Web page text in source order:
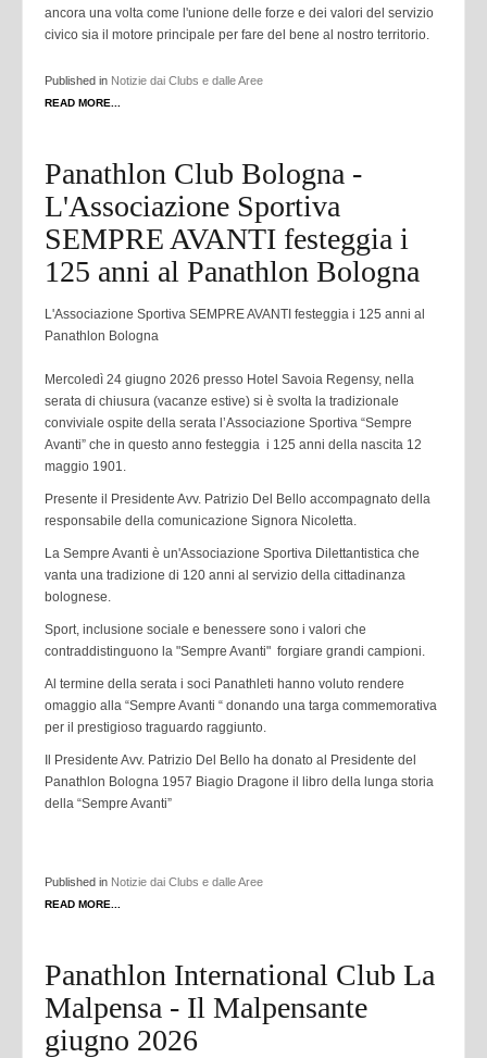
ancora una volta come l'unione delle forze e dei valori del servizio
civico sia il motore principale per fare del bene al nostro territorio.
Published in Notizie dai Clubs e dalle Aree
READ MORE...
Panathlon Club Bologna -
L'Associazione Sportiva
SEMPRE AVANTI festeggia i
125 anni al Panathlon Bologna
L'Associazione Sportiva SEMPRE AVANTI festeggia i 125 anni al
Panathlon Bologna
Mercoledì 24 giugno 2026 presso Hotel Savoia Regensy, nella
serata di chiusura (vacanze estive) si è svolta la tradizionale
conviviale ospite della serata l’Associazione Sportiva “Sempre
Avanti” che in questo anno festeggia i 125 anni della nascita 12
maggio 1901.
Presente il Presidente Avv. Patrizio Del Bello accompagnato della
responsabile della comunicazione Signora Nicoletta.
La Sempre Avanti è un'Associazione Sportiva Dilettantistica che
vanta una tradizione di 120 anni al servizio della cittadinanza
bolognese.
Sport, inclusione sociale e benessere sono i valori che
contraddistinguono la "Sempre Avanti" forgiare grandi campioni.
Al termine della serata i soci Panathleti hanno voluto rendere
omaggio alla “Sempre Avanti “ donando una targa commemorativa
per il prestigioso traguardo raggiunto.
Il Presidente Avv. Patrizio Del Bello ha donato al Presidente del
Panathlon Bologna 1957 Biagio Dragone il libro della lunga storia
della “Sempre Avanti”
Published in Notizie dai Clubs e dalle Aree
READ MORE...
Panathlon International Club La
Malpensa - Il Malpensante
giugno 2026